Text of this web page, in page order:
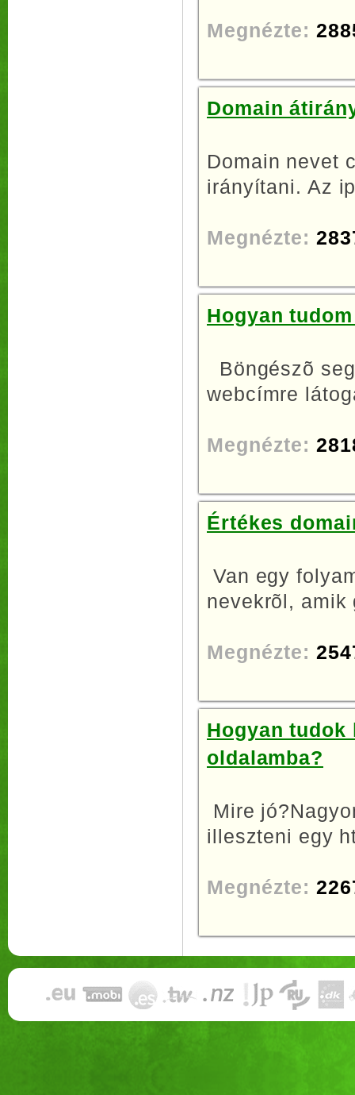
Megnézte:
Domain
Domain nevet
irányítani. Az
Megnézte:
Hogyan
Böngészõ
webcímre
Megnézte:
Értékes
Van egy
nevekrõl, amik
Megnézte:
Hogyan
oldalamba?
Mire
illeszteni egy
Megnézte: